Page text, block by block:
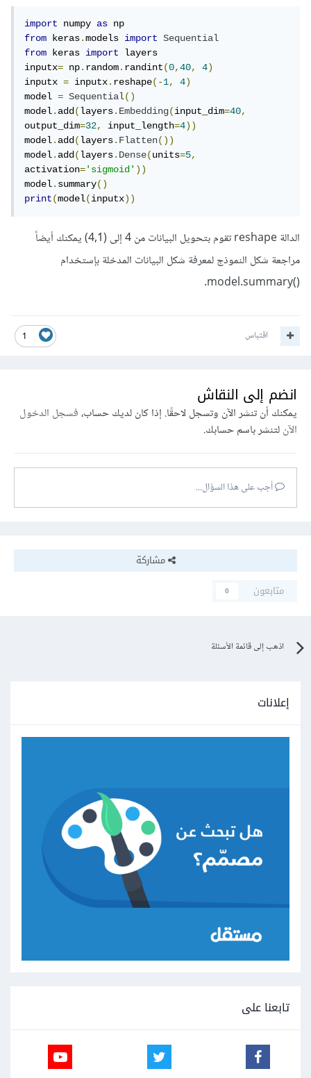
import numpy as
from keras.models import
Sequential
from keras import
layers
inputx= np.random.randint(0,40, 4)
inputx = inputx.reshape(-1, 4)
model = Sequential()
model.add(layers.Embedding(input_dim=40,
output_dim=32, input_length=4))
model.add(layers.Flatten())
model.add(layers.Dense(units=5,
activation='sigmoid'))
model.summary()
print(model(inputx))
الدالة reshape تقوم بتحويل البيانات من 4 إلى (4,1) يمكنك أيضاً
مراجعة شكل النموذج لمعرفة شكل البيانات المدخلة بإستخدام
()model.summary.
1 اقتباس
انضم إلى النقاش
يمكنك أن تنشر الآن وتسجل لاحقًا. إذا كان لديك حساب،فسجل الدخول
الآنلتنشر باسم حسابك.
أجب على هذا السؤال...
مشاركة
متابعون
0
اذهب إلى قائمة الأسئلة
إعلانات
تابعنا على